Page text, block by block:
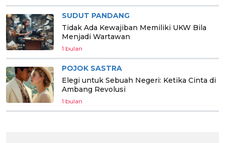
SUDUT PANDANG
Tidak Ada Kewajiban Memiliki UKW Bila
Menjadi Wartawan
1 bulan
POJOK SASTRA
Elegi untuk Sebuah Negeri: Ketika Cinta di
Ambang Revolusi
1 bulan